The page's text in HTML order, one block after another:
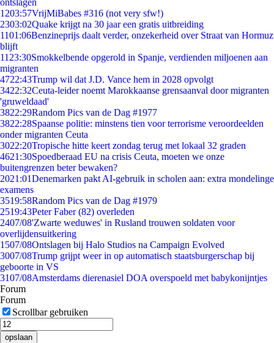
ontslagen
1203:57VrijMiBabes #316 (not very sfw!)
2303:02Quake krijgt na 30 jaar een gratis uitbreiding
1101:06Benzineprijs daalt verder, onzekerheid over Straat van Hormuz
blijft
11 23:30Smokkelbende opgerold in Spanje, verdienden miljoenen aan
migranten
4722:43Trump wil dat J.D. Vance hem in 2028 opvolgt
3422:32Ceuta-leider noemt Marokkaanse grensaanval door migranten
'gruweldaad'
3822:29Random Pics van de Dag #1977
3822:28Spaanse politie: minstens tien voor terrorisme veroordeelden
onder migranten Ceuta
3022:20Tropische hitte keert zondag terug met lokaal 32 graden
4621:30Spoedberaad EU na crisis Ceuta, moeten we onze
buitengrenzen beter bewaken?
2021:01Denemarken pakt AI-gebruik in scholen aan: extra mondelinge
examens
3519:58Random Pics van de Dag #1979
2519:43Peter Faber (82) overleden
2407/08'Zwarte weduwes' in Rusland trouwen soldaten voor
overlijdensuitkering
1507/08Ontslagen bij Halo Studios na Campaign Evolved
3007/08Trump grijpt weer in op automatisch staatsburgerschap bij
geboorte in VS
3107/08Amsterdams dierenasiel DOA overspoeld met babykonijntjes
Forum
Forum
Scrollbar gebruiken
opslaan